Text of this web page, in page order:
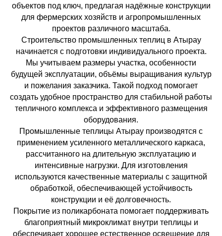
объектов под ключ, предлагая надёжные конструкции
для фермерских хозяйств и агропромышленных
проектов различного масштаба.
Строительство промышленных теплиц в Атырау
начинается с подготовки индивидуального проекта.
Мы учитываем размеры участка, особенности
будущей эксплуатации, объёмы выращивания культур
и пожелания заказчика. Такой подход помогает
создать удобное пространство для стабильной работы
тепличного комплекса и эффективного размещения
оборудования.
Промышленные теплицы Атырау производятся с
применением усиленного металлического каркаса,
рассчитанного на длительную эксплуатацию и
интенсивные нагрузки. Для изготовления
используются качественные материалы с защитной
обработкой, обеспечивающей устойчивость
конструкции и её долговечность.
Покрытие из поликарбоната помогает поддерживать
благоприятный микроклимат внутри теплицы и
обеспечивает хорошее естественное освещение для